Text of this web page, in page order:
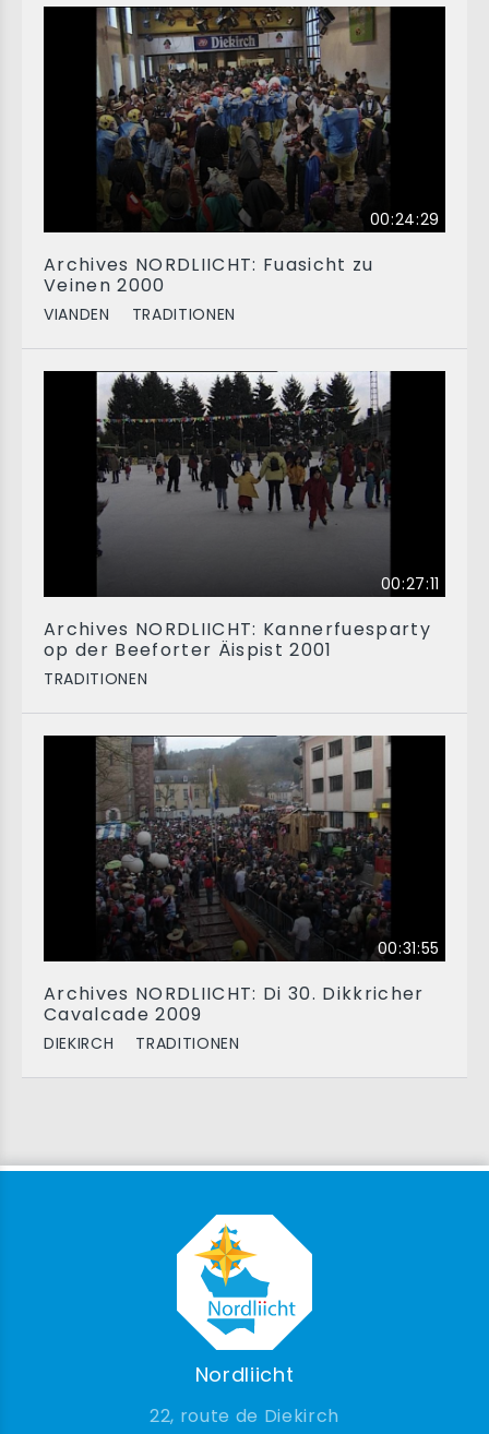
00:24:29
Archives NORDLIICHT: Fuasicht zu
Veinen 2000
VIANDEN TRADITIONEN
00:27:11
Archives NORDLIICHT: Kannerfuesparty
op der Beeforter Äispist 2001
TRADITIONEN
00:31:55
Archives NORDLIICHT: Di 30. Dikkricher
Cavalcade 2009
DIEKIRCH TRADITIONEN
Nordliicht
22, route de Diekirch